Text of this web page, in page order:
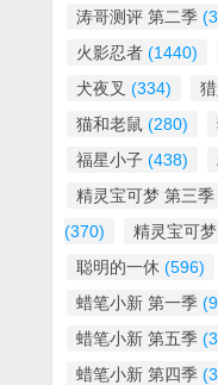
涛哥测评 第二季
火影忍者 (1440)
犬夜叉 (334)
猫和老鼠 (280)
福星小子 (438)
精灵宝可梦 第三季
(370)
精灵宝可
聪明的一休 (596)
蜡笔小新 第一季
蜡笔小新 第五季
蜡笔小新 第四季